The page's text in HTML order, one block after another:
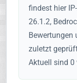
findest hier
26.1.2,
Bewertungen
zuletzt
Aktuell sind 0